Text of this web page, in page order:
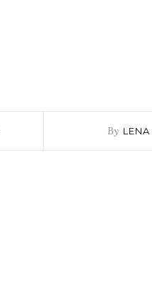
By LENA